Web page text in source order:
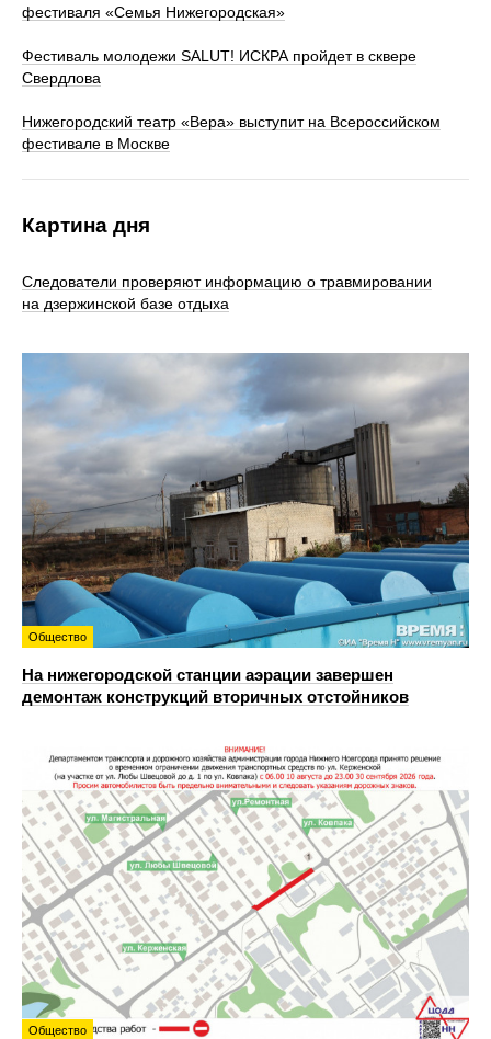
фестиваля «Семья Нижегородская»
Фестиваль молодежи SALUT! ИСКРА пройдет в сквере
Свердлова
Нижегородский театр «Вера» выступит на Всероссийском
фестивале в Москве
Картина дня
Следователи проверяют информацию о травмировании
на дзержинской базе отдыха
Общество
На нижегородской станции аэрации завершен
демонтаж конструкций вторичных отстойников
Общество